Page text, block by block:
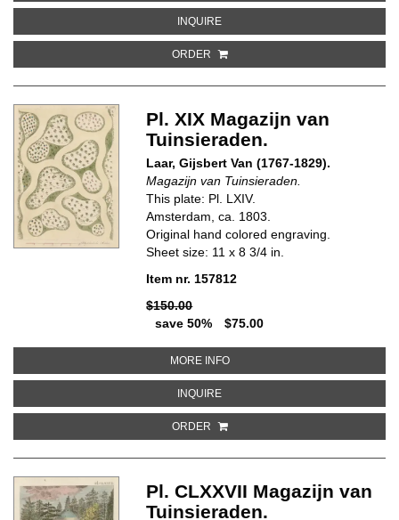
INQUIREABOUT PL. XL MAGAZIJN VAN
ORDER
Pl. XIX Magazijn van
Tuinsieraden.
Laar, Gijsbert Van (1767-1829).
Magazijn van Tuinsieraden.
This plate: Pl. LXIV.
Amsterdam, ca. 1803.
Original hand colored engraving.
Sheet size: 11 x 8 3/4 in.
Item nr. 157812
$150.00
save 50%
$75.00
MORE INFOABOUT PL. XIX MAGAZIJN VAN
INQUIREABOUT PL. XIX MAGAZIJN VAN
ORDER
Pl. CLXXVII Magazijn van
Tuinsieraden.